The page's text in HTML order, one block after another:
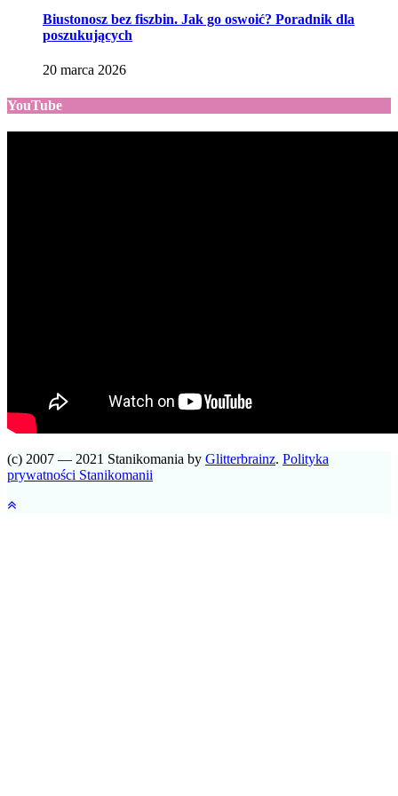
Biustonosz bez fiszbin. Jak go oswoić? Poradnik dla
poszukujących
20 marca 2026
YouTube
(c) 2007 — 2021 Stanikomania by Glitterbrainz. Polityka
prywatności Stanikomanii